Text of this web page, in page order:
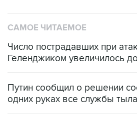
САМОЕ ЧИТАЕМОЕ
Число пострадавших при
Геленджиком увеличилось
Путин сообщил о решении
одних руках все службы